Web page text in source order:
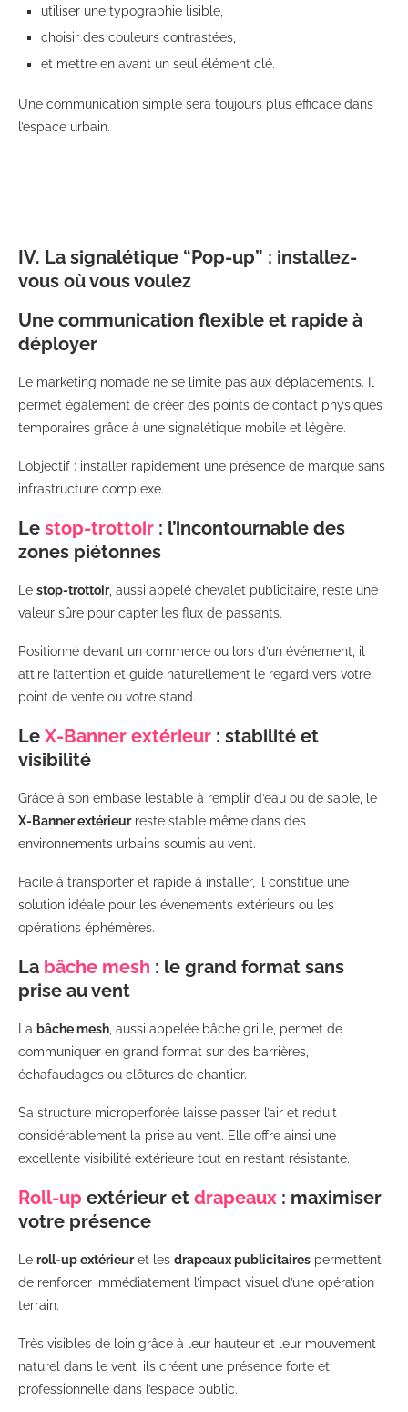
utiliser une typographie lisible,
choisir des couleurs contrastées,
et mettre en avant un seul élément clé.
Une communication simple sera toujours plus efficace dans
l’espace urbain.
IV. La signalétique “Pop-up” : installez-
vous où vous voulez
Une communication flexible et rapide à
déployer
Le marketing nomade ne se limite pas aux déplacements. Il
permet également de créer des points de contact physiques
temporaires grâce à une signalétique mobile et légère.
L’objectif : installer rapidement une présence de marque sans
infrastructure complexe.
Le stop-trottoir : l’incontournable des
zones piétonnes
Le stop-trottoir, aussi appelé chevalet publicitaire, reste une
valeur sûre pour capter les flux de passants.
Positionné devant un commerce ou lors d’un événement, il
attire l’attention et guide naturellement le regard vers votre
point de vente ou votre stand.
Le X-Banner extérieur : stabilité et
visibilité
Grâce à son embase lestable à remplir d’eau ou de sable, le
X-Banner extérieurreste stable même dans des
environnements urbains soumis au vent.
Facile à transporter et rapide à installer, il constitue une
solution idéale pour les événements extérieurs ou les
opérations éphémères.
La bâche mesh : le grand format sans
prise au vent
La bâche mesh , aussi appelée bâche grille, permet de
communiquer en grand format sur des barrières,
échafaudages ou clôtures de chantier.
Sa structure microperforée laisse passer l’air et réduit
considérablement la prise au vent. Elle offre ainsi une
excellente visibilité extérieure tout en restant résistante.
Roll-up extérieur et drapeaux : maximiser
votre présence
Le roll-up extérieuret les drapeaux publicitaires permettent
de renforcer immédiatement l’impact visuel d’une opération
terrain.
Très visibles de loin grâce à leur hauteur et leur mouvement
naturel dans le vent, ils créent une présence forte et
professionnelle dans l’espace public.